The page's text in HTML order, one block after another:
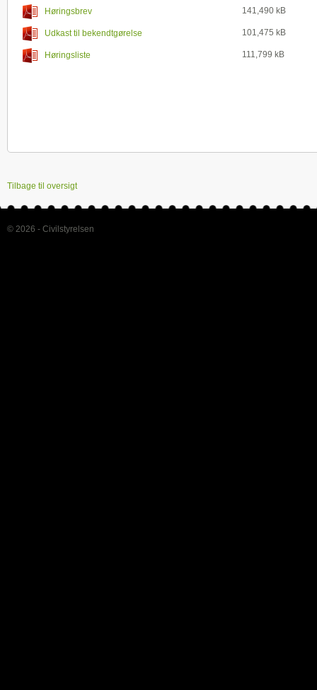
Høringsbrev
141,490 kB
Udkast til bekendtgørelse 101,475 kB
Høringsliste 111,799 kB
Tilbage til oversigt
© 2026 - Civilstyrelsen